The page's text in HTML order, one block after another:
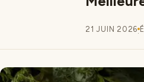
21 JUIN 2026·